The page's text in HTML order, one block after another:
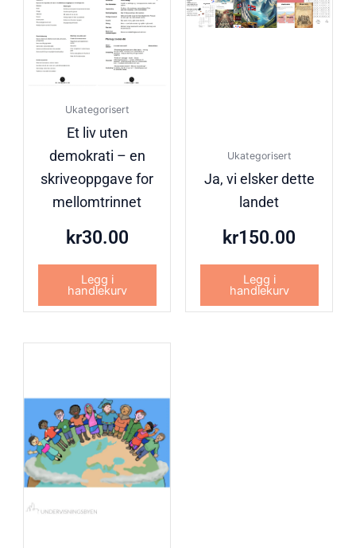
Ukategorisert
Et liv uten
demokrati – en
skriveoppgave for
mellomtrinnet
kr30.00
Legg i
handlekurv
Ukategorisert
Ja, vi elsker dette
landet
kr150.00
Legg i
handlekurv